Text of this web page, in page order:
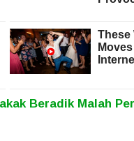
Beradik Malah